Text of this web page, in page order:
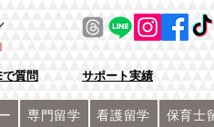
で質問 サポート実績
専門留学 看護留学
保育士